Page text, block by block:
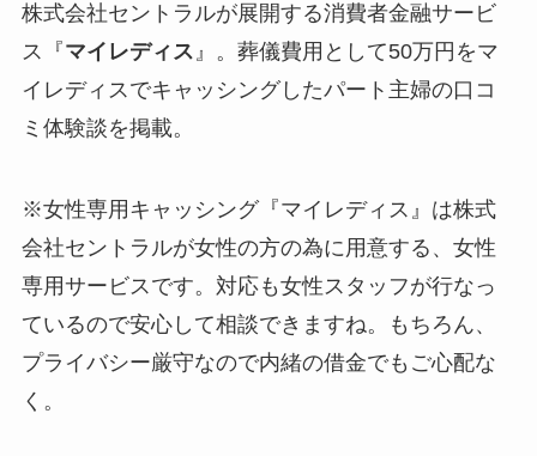
株式会社セントラルが展開する消費者金融サービ
ス『マイレディス』。葬儀費用として50万円をマ
イレディスでキャッシングしたパート主婦の口コ
ミ体験談を掲載。
※女性専用キャッシング『マイレディス』は株式
会社セントラルが女性の方の為に用意する、女性
専用サービスです。対応も女性スタッフが行なっ
ているので安心して相談できますね。もちろん、
プライバシー厳守なので内緒の借金でもご心配な
く。